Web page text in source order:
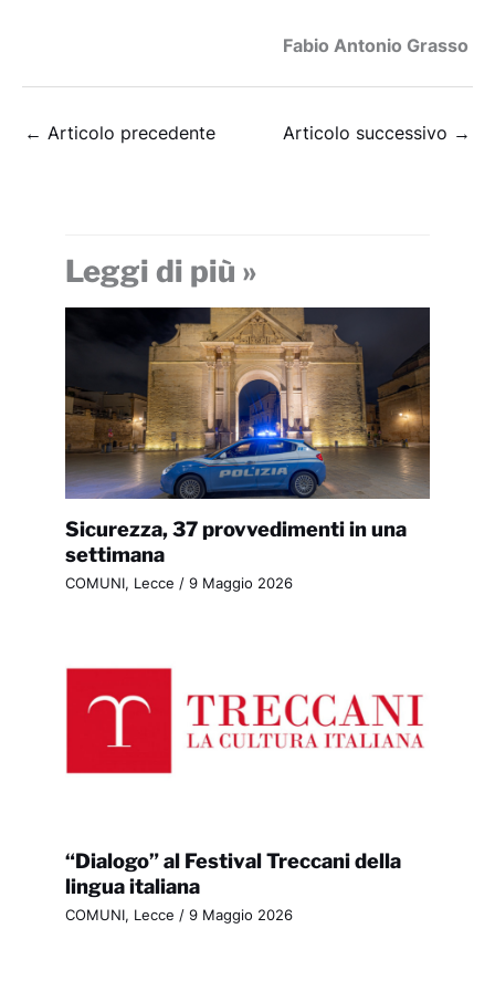
Fabio Antonio Grasso
← Articolo precedente Articolo successivo →
Leggi di più »
Sicurezza, 37 provvedimenti in una
settimana
COMUNI, Lecce / 9 Maggio 2026
“Dialogo” al Festival Treccani della
lingua italiana
COMUNI, Lecce / 9 Maggio 2026